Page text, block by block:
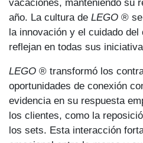
vacaciones, manteniendo su
año. La cultura de LEGO ® se
la innovación y el cuidado
reflejan en todas sus
LEGO ® transformó los
oportunidades de conexión
evidencia en su respuesta
los clientes, como la
los sets. Esta interacción